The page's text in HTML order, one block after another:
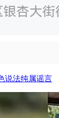
说法纯属谣言